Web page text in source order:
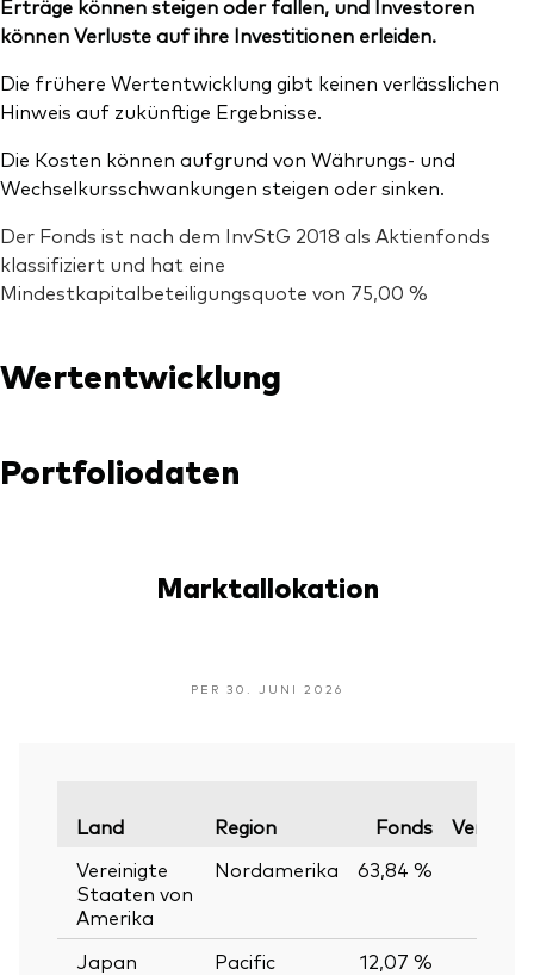
Erträge können steigen oder fallen, und Investoren
können Verluste auf ihre Investitionen erleiden.
Die frühere Wertentwicklung gibt keinen verlässlichen
Hinweis auf zukünftige Ergebnisse.
Die Kosten können aufgrund von Währungs- und
Wechselkursschwankungen steigen oder sinken.
Der Fonds ist nach dem InvStG 2018 als Aktienfonds
klassifiziert und hat eine
Mindestkapitalbeteiligungsquote von 75,00 %
Wertentwicklung
Portfoliodaten
Marktallokation
PER 30. JUNI 2026
Land Region Fonds
Vereinigte
Staaten von
Amerika
Nordamerika 63,84 %
Japan Pacific 12,07 %